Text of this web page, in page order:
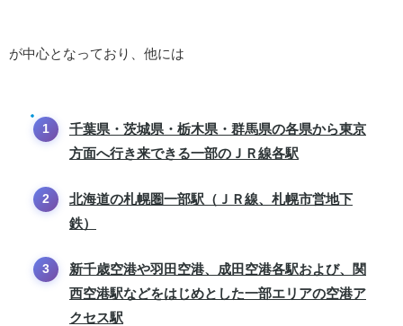
が中心となっており、他には
千葉県・茨城県・栃木県・群馬県の各県から東京
方面へ行き来できる一部のＪＲ線各駅
北海道の札幌圏一部駅（ＪＲ線、札幌市営地下
鉄）
新千歳空港や羽田空港、成田空港各駅および、関
西空港駅などをはじめとした一部エリアの空港ア
クセス駅